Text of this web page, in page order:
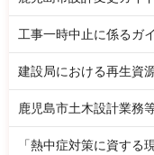
工事一時中止に係るガ
建設局における再生資
鹿児島市土木設計業務
「熱中症対策に資する